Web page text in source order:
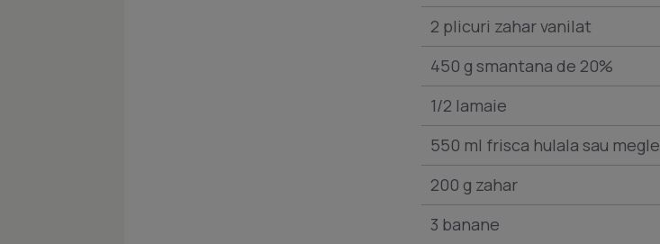
2 plicuri zahar vanilat
450 g smantana de 20%
1/2 lamaie
550 ml frisca hulala sau megle
200 g zahar
3 banane